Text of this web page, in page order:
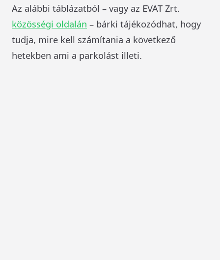
Az alábbi táblázatból – vagy az EVAT Zrt.
közösségi oldalán – bárki tájékozódhat, hogy
tudja, mire kell számítania a következő
hetekben ami a parkolást illeti.